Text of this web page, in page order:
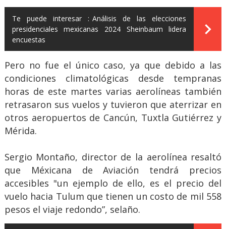
Te puede interesar : Análisis de las elecciones
presidenciales mexicanas 2024 Sheinbaum lidera
encuestas
Pero no fue el único caso, ya que debido a las
condiciones climatológicas desde tempranas
horas de este martes varias aerolíneas también
retrasaron sus vuelos y tuvieron que aterrizar en
otros aeropuertos de Cancún, Tuxtla Gutiérrez y
Mérida.
Sergio Montaño, director de la aerolínea resaltó
que Méxicana de Aviación tendrá precios
accesibles "un ejemplo de ello, es el precio del
vuelo hacia Tulum que tienen un costo de mil 558
pesos el viaje redondo”, selaño.